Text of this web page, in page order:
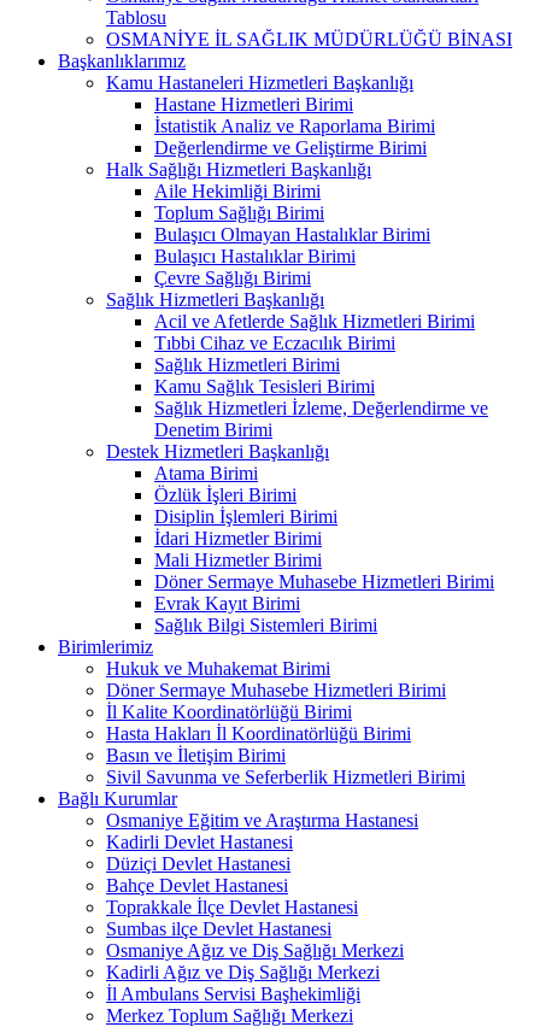
Tablosu
OSMANİYE İL SAĞLIK MÜDÜRLÜĞÜ BİNASI
Başkanlıklarımız
Kamu Hastaneleri Hizmetleri Başkanlığı
Hastane Hizmetleri Birimi
İstatistik Analiz ve Raporlama Birimi
Değerlendirme ve Geliştirme Birimi
Halk Sağlığı Hizmetleri Başkanlığı
Aile Hekimliği Birimi
Toplum Sağlığı Birimi
Bulaşıcı Olmayan Hastalıklar Birimi
Bulaşıcı Hastalıklar Birimi
Çevre Sağlığı Birimi
Sağlık Hizmetleri Başkanlığı
Acil ve Afetlerde Sağlık Hizmetleri Birimi
Tıbbi Cihaz ve Eczacılık Birimi
Sağlık Hizmetleri Birimi
Kamu Sağlık Tesisleri Birimi
Sağlık Hizmetleri İzleme, Değerlendirme ve
Denetim Birimi
Destek Hizmetleri Başkanlığı
Atama Birimi
Özlük İşleri Birimi
Disiplin İşlemleri Birimi
İdari Hizmetler Birimi
Mali Hizmetler Birimi
Döner Sermaye Muhasebe Hizmetleri Birimi
Evrak Kayıt Birimi
Sağlık Bilgi Sistemleri Birimi
Birimlerimiz
Hukuk ve Muhakemat Birimi
Döner Sermaye Muhasebe Hizmetleri Birimi
İl Kalite Koordinatörlüğü Birimi
Hasta Hakları İl Koordinatörlüğü Birimi
Basın ve İletişim Birimi
Sivil Savunma ve Seferberlik Hizmetleri Birimi
Bağlı Kurumlar
Osmaniye Eğitim ve Araştırma Hastanesi
Kadirli Devlet Hastanesi
Düziçi Devlet Hastanesi
Bahçe Devlet Hastanesi
Toprakkale İlçe Devlet Hastanesi
Sumbas ilçe Devlet Hastanesi
Osmaniye Ağız ve Diş Sağlığı Merkezi
Kadirli Ağız ve Diş Sağlığı Merkezi
İl Ambulans Servisi Başhekimliği
Merkez Toplum Sağlığı Merkezi